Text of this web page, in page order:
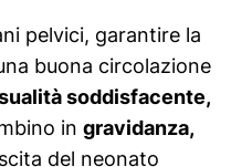
pelvici, garantire la
buona circolazione
soddisfacente,
in gravidanza,
del neonato